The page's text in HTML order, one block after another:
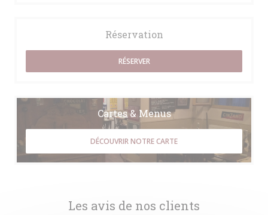
Les avis de nos clients
Réservation
RÉSERVER
Cartes & Menus
DÉCOUVRIR NOTRE CARTE